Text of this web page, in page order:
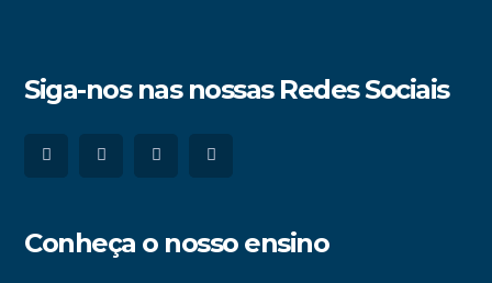
Siga-nos nas nossas Redes Sociais
Conheça o nosso ensino